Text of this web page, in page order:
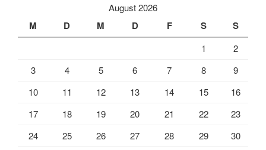
August 2026
M D M D F S S
1
2
3
4 5 6 7 8
9
10
11 12 13 14 15
16
17
18 19 20 21 22
23
24
25 26 27 28 29
30